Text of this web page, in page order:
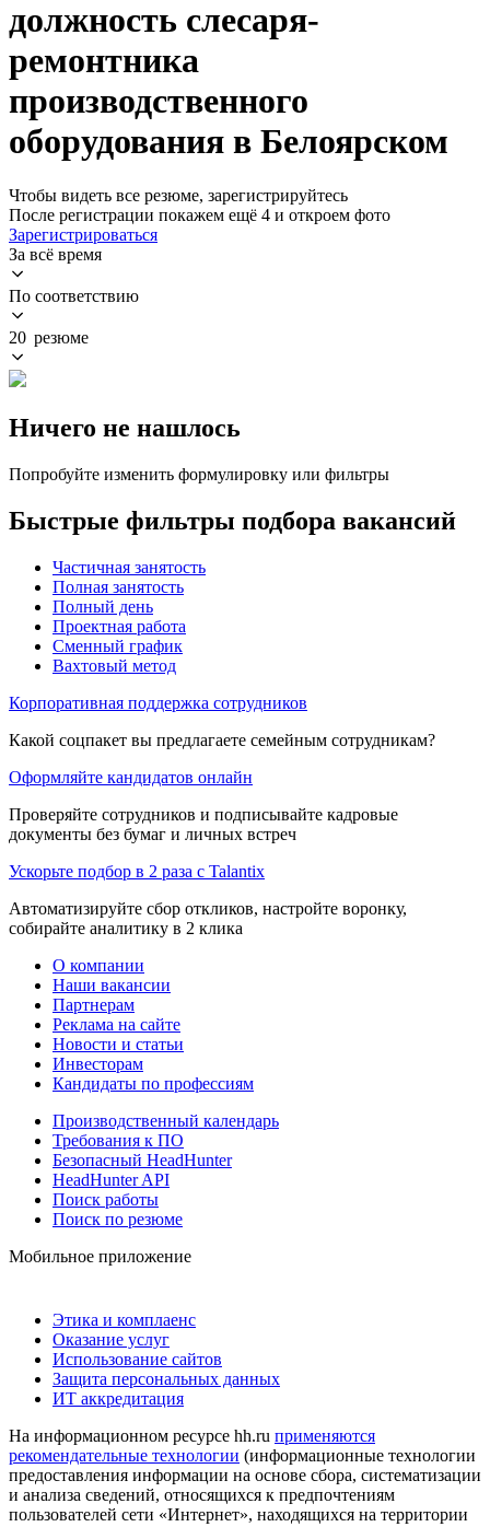
должность слесаря-
ремонтника
производственного
оборудования в Белоярском
Чтобы видеть все резюме, зарегистрируйтесь
После регистрации покажем ещё 4 и откроем фото
Зарегистрироваться
За всё время
По соответствию
20 резюме
Ничего не нашлось
Попробуйте изменить формулировку или фильтры
Быстрые фильтры подбора вакансий
Частичная занятость
Полная занятость
Полный день
Проектная работа
Сменный график
Вахтовый метод
Корпоративная поддержка сотрудников
Какой соцпакет вы предлагаете семейным сотрудникам?
Оформляйте кандидатов онлайн
Проверяйте сотрудников и подписывайте кадровые
документы без бумаг и личных встреч
Ускорьте подбор в 2 раза с Talantix
Автоматизируйте сбор откликов, настройте воронку,
собирайте аналитику в 2 клика
О компании
Наши вакансии
Партнерам
Реклама на сайте
Новости и статьи
Инвесторам
Кандидаты по профессиям
Производственный календарь
Требования к ПО
Безопасный HeadHunter
HeadHunter API
Поиск работы
Поиск по резюме
Мобильное приложение
Этика и комплаенс
Оказание услуг
Использование сайтов
Защита персональных данных
ИТ аккредитация
На информационном ресурсе hh.ru применяются
рекомендательные технологии (информационные технологии
предоставления информации на основе сбора, систематизации
и анализа сведений, относящихся к предпочтениям
пользователей сети «Интернет», находящихся на территории